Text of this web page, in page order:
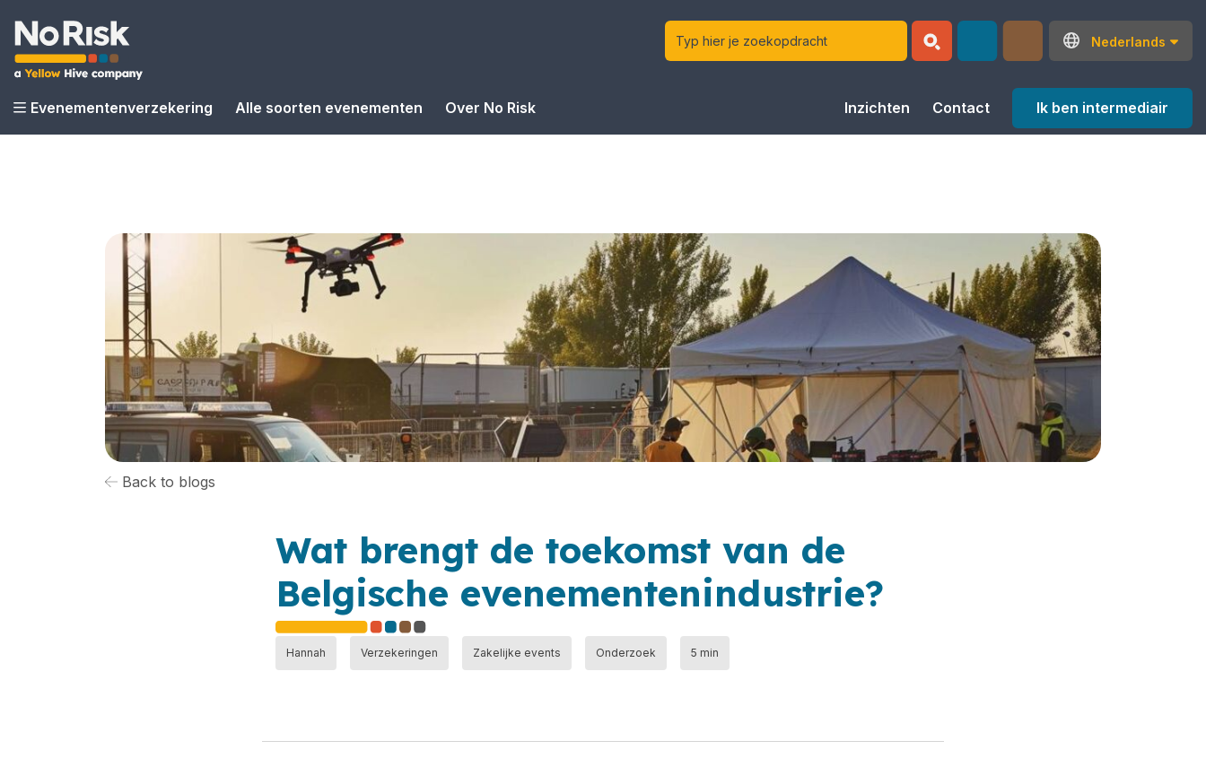
Nederlands
Evenementenverzekering Alle soorten evenementen Over No Risk Inzichten Contact Ik ben intermediair
Back to blogs
Wat brengt de toekomst van de
Belgische evenementenindustrie?
Hannah Verzekeringen Zakelijke events Onderzoek 5 min